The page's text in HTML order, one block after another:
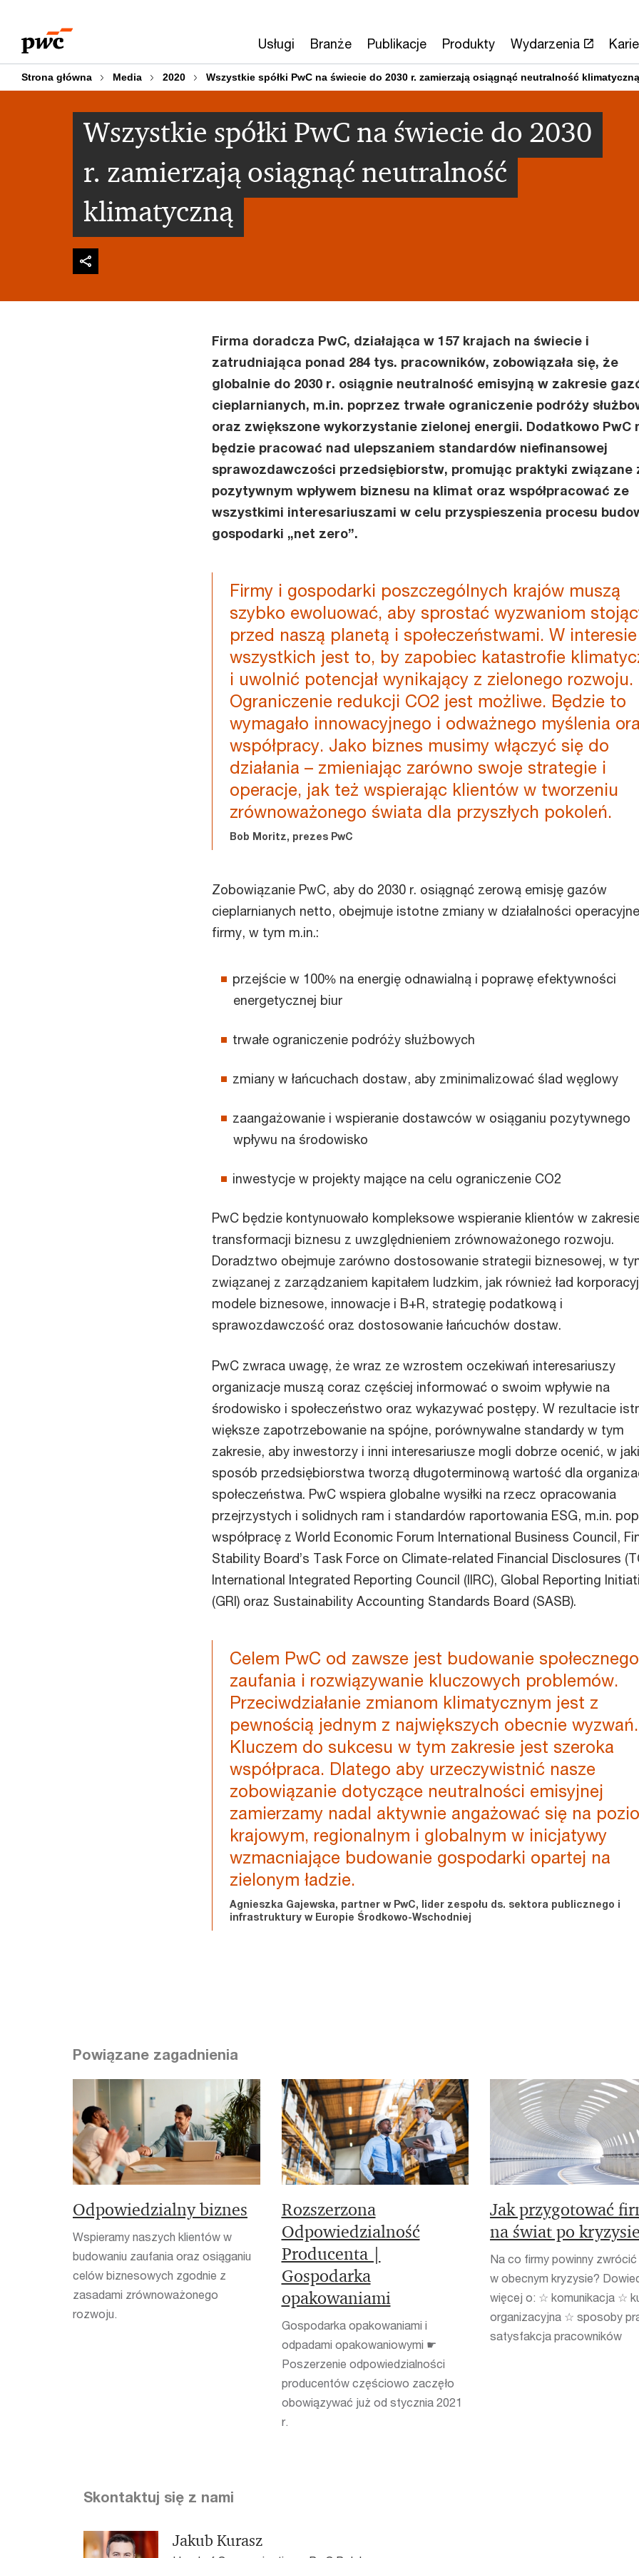
treści
stopki
Usługi Branże Publikacje Produkty Wydarzenia
Strona główna Media 2020 Wszystkie spółki PwC na świecie do 2030 r. zamierzają osiągnąć neutralność klimatyczną
Wszystkie spółki PwC na świecie do 2030
r. zamierzają osiągnąć neutralność
klimatyczną
Firma doradcza PwC, działająca w 157 krajach na świecie i
zatrudniająca ponad 284 tys. pracowników, zobowiązała się, że
globalnie do 2030 r. osiągnie neutralność emisyjną w zakresie
cieplarnianych, m.in. poprzez trwałe ograniczenie podróży
oraz zwiększone wykorzystanie zielonej energii. Dodatkowo PwC
będzie pracować nad ulepszaniem standardów niefinansowej
sprawozdawczości przedsiębiorstw, promując praktyki związane
pozytywnym wpływem biznesu na klimat oraz współpracować ze
wszystkimi interesariuszami w celu przyspieszenia procesu
gospodarki „net zero”.
Firmy i gospodarki poszczególnych krajów muszą
szybko ewoluować, aby sprostać wyzwaniom
przed naszą planetą i społeczeństwami. W interesie
wszystkich jest to, by zapobiec katastrofie
i uwolnić potencjał wynikający z zielonego rozwoju.
Ograniczenie redukcji CO2 jest możliwe. Będzie to
wymagało innowacyjnego i odważnego myślenia
współpracy. Jako biznes musimy włączyć się do
działania – zmieniając zarówno swoje strategie i
operacje, jak też wspierając klientów w tworzeniu
zrównoważonego świata dla przyszłych pokoleń.
Bob Moritz, prezes PwC
Zobowiązanie PwC, aby do 2030 r. osiągnąć zerową emisję gazów
cieplarnianych netto, obejmuje istotne zmiany w działalności
firmy, w tym m.in.:
przejście w 100% na energię odnawialną i poprawę efektywności
energetycznej biur
trwałe ograniczenie podróży służbowych
zmiany w łańcuchach dostaw, aby zminimalizować ślad węglowy
zaangażowanie i wspieranie dostawców w osiąganiu pozytywnego
wpływu na środowisko
inwestycje w projekty mające na celu ograniczenie CO2
PwC będzie kontynuowało kompleksowe wspieranie klientów w
transformacji biznesu z uwzględnieniem zrównoważonego rozwoju.
Doradztwo obejmuje zarówno dostosowanie strategii biznesowej, w
związanej z zarządzaniem kapitałem ludzkim, jak również ład
modele biznesowe, innowacje i B+R, strategię podatkową i
sprawozdawczość oraz dostosowanie łańcuchów dostaw.
PwC zwraca uwagę, że wraz ze wzrostem oczekiwań interesariuszy
organizacje muszą coraz częściej informować o swoim wpływie na
środowisko i społeczeństwo oraz wykazywać postępy. W rezultacie
większe zapotrzebowanie na spójne, porównywalne standardy w tym
zakresie, aby inwestorzy i inni interesariusze mogli dobrze ocenić, w jaki
sposób przedsiębiorstwa tworzą długoterminową wartość dla
społeczeństwa. PwC wspiera globalne wysiłki na rzecz opracowania
przejrzystych i solidnych ram i standardów raportowania ESG, m.in.
współpracę z World Economic Forum International Business Council,
Stability Board’s Task Force on Climate-related Financial Disclosures
International Integrated Reporting Council (IIRC), Global Reporting
(GRI) oraz Sustainability Accounting Standards Board (SASB).
Celem PwC od zawsze jest budowanie społecznego
zaufania i rozwiązywanie kluczowych problemów.
Przeciwdziałanie zmianom klimatycznym jest z
pewnością jednym z największych obecnie wyzwań.
Kluczem do sukcesu w tym zakresie jest szeroka
współpraca. Dlatego aby urzeczywistnić nasze
zobowiązanie dotyczące neutralności emisyjnej
zamierzamy nadal aktywnie angażować się na
krajowym, regionalnym i globalnym w inicjatywy
wzmacniające budowanie gospodarki opartej na
zielonym ładzie.
Agnieszka Gajewska, partner w PwC, lider zespołu ds. sektora publicznego i
infrastruktury w Europie Środkowo-Wschodniej
Powiązane zagadnienia
Odpowiedzialny biznes
Wspieramy naszych klientów w
budowaniu zaufania oraz osiąganiu
celów biznesowych zgodnie z
zasadami zrównoważonego
rozwoju.
Rozszerzona
Odpowiedzialność
Producenta |
Gospodarka
opakowaniami
Gospodarka opakowaniami i
odpadami opakowaniowymi ☛
Poszerzenie odpowiedzialności
producentów częściowo zaczęło
obowiązywać już od stycznia 2021
r.
Jak przygotować
na świat po
Na co firmy powinny zwrócić
w obecnym kryzysie?
więcej o: ☆ komunikacja ☆
organizacyjna ☆ sposoby
satysfakcja pracowników
Skontaktuj się z nami
Jakub Kurasz